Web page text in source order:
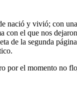
nació y vivió; con
el que nos
de la segunda
el momento no